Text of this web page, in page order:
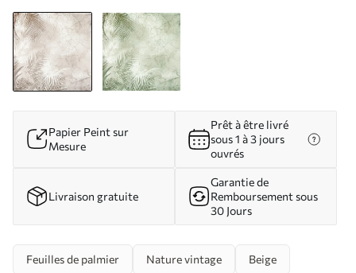
Papier Peint sur
Mesure
Prêt à être livré
sous 1 à 3 jours
ouvrés
Livraison gratuite
Garantie de
Remboursement sous
30 Jours
Feuilles de palmier Nature vintage Beige